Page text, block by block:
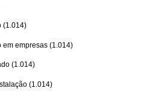
(1.014)
em empresas (1.014)
(1.014)
(1.014)